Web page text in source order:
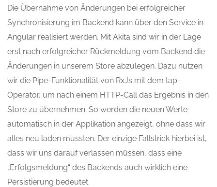
Die Übernahme von Änderungen bei erfolgreicher
Synchronisierung im Backend kann über den Service in
Angular realisiert werden. Mit Akita sind wir in der Lage
erst nach erfolgreicher Rückmeldung vom Backend die
Änderungen in unserem Store abzulegen. Dazu nutzen
wir die Pipe-Funktionalität von RxJs mit dem tap-
Operator, um nach einem HTTP-Call das Ergebnis in den
Store zu übernehmen. So werden die neuen Werte
automatisch in der Applikation angezeigt, ohne dass wir
alles neu laden mussten. Der einzige Fallstrick hierbei ist,
dass wir uns darauf verlassen müssen, dass eine
„Erfolgsmeldung“ des Backends auch wirklich eine
Persistierung bedeutet.